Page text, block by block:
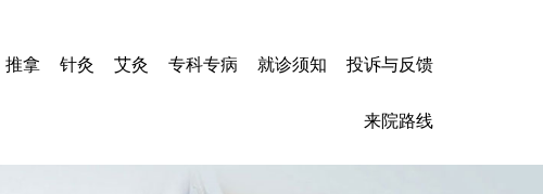
推拿 针灸 艾灸 专科专病 就诊须知 投诉与反馈
来院路线